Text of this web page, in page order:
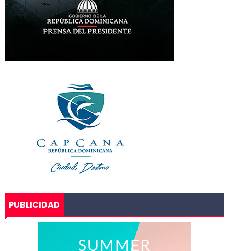
PUBLICIDAD